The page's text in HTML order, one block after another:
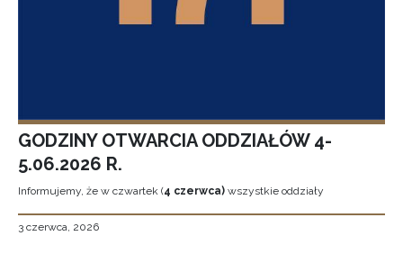
GODZINY OTWARCIA ODDZIAŁÓW 4-
5.06.2026 R.
Informujemy, że w czwartek (4 czerwca) wszystkie oddziały
3 czerwca, 2026